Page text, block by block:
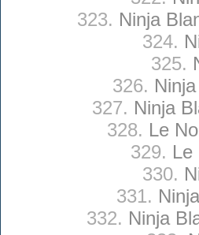
323. Ninja
324.
325.
326.
327. Ninja
328. Le
329. Le
330.
331.
332. Ninja